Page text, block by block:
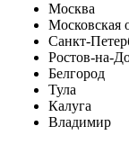
Москва
Московская
Санкт-
Ростов-на-
Белгород
Тула
Калуга
Владимир